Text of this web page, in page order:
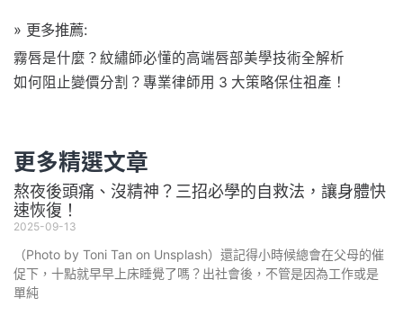
» 更多推薦:
霧唇是什麼？紋繡師必懂的高端唇部美學技術全解析
如何阻止變價分割？專業律師用 3 大策略保住祖產！
更多精選文章
熬夜後頭痛、沒精神？三招必學的自救法，讓身體快
速恢復！
2025-09-13
（Photo by Toni Tan on Unsplash）還記得小時候總會在父母的催
促下，十點就早早上床睡覺了嗎？出社會後，不管是因為工作或是
單純